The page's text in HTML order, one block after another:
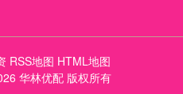
RSS地图 HTML地图
华林优配 版权所有